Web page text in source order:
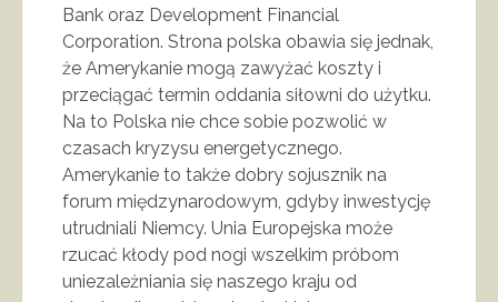
Bank oraz Development Financial
Corporation. Strona polska obawia się jednak,
że Amerykanie mogą zawyżać koszty i
przeciągać termin oddania siłowni do użytku.
Na to Polska nie chce sobie pozwolić w
czasach kryzysu energetycznego.
Amerykanie to także dobry sojusznik na
forum międzynarodowym, gdyby inwestycję
utrudniali Niemcy. Unia Europejska może
rzucać kłody pod nogi wszelkim próbom
uniezależniania się naszego kraju od